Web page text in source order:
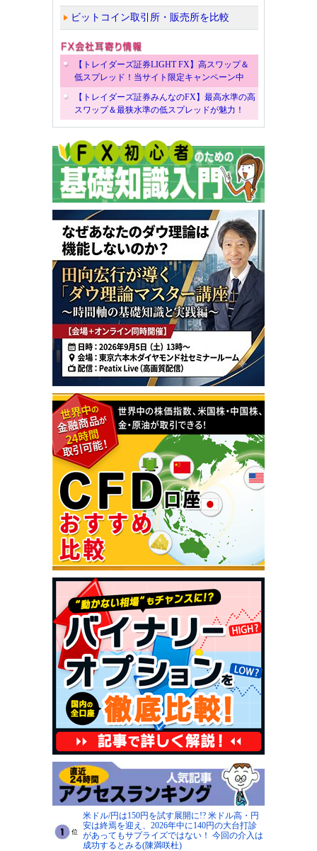
ビットコイン取引所・販売所を比較
【トレイダーズ証券LIGHT FX】高スワップ＆
低スプレッド！当サイト限定キャンペーン中
【トレイダーズ証券みんなのFX】最高水準の高
スワップ＆最狭水準の低スプレッドが魅力！
米ドル/円は150円を試す展開に!? 米ドル高・円
安は終焉を迎え、2026年中に140円の大台打診
があってもサプライズではない！ 今回の介入は
成功するとみる(陳満咲杜)